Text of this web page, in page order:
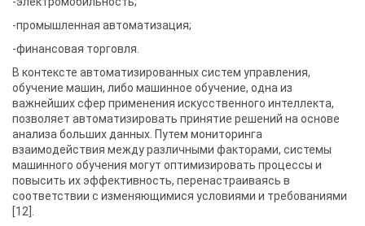
-промышленная автоматизация;
-финансовая торговля.
В контексте автоматизированных систем управления,
обучение машин, либо машинное обучение, одна из
важнейших сфер применения искусственного интеллекта,
позволяет автоматизировать принятие решений на основе
анализа больших данных. Путем мониторинга
взаимодействия между различными факторами, системы
машинного обучения могут оптимизировать процессы и
повысить их эффективность, перенастраиваясь в
соответствии с изменяющимися условиями и требованиями
[12].